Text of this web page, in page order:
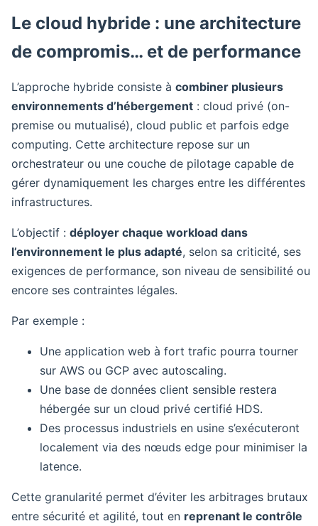
Le cloud hybride : une architecture
de compromis… et de performance
L’approche hybride consiste à combiner plusieurs
environnements d’hébergement : cloud privé (on-
premise ou mutualisé), cloud public et parfois edge
computing. Cette architecture repose sur un
orchestrateur ou une couche de pilotage capable de
gérer dynamiquement les charges entre les différentes
infrastructures.
L’objectif : déployer chaque workload dans
l’environnement le plus adapté, selon sa criticité, ses
exigences de performance, son niveau de sensibilité ou
encore ses contraintes légales.
Par exemple :
Une application web à fort trafic pourra tourner
sur AWS ou GCP avec autoscaling.
Une base de données client sensible restera
hébergée sur un cloud privé certifié HDS.
Des processus industriels en usine s’exécuteront
localement via des nœuds edge pour minimiser la
latence.
Cette granularité permet d’éviter les arbitrages brutaux
entre sécurité et agilité, tout en reprenant le contrôle